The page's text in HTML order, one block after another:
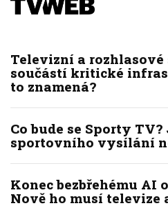
Televizní a rozhlasové
součástí kritické
to znamená?
Co bude se Sporty
sportovního vysílání
Konec bezbřehému AI
Nově ho musí televize